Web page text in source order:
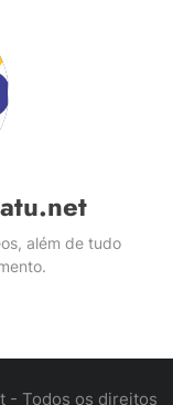
além de tudo
- Todos os direitos